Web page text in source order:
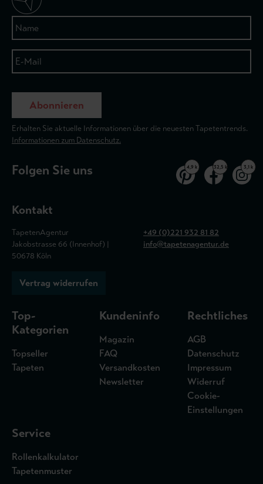
Abonnieren
Erhalten Sie aktuelle Informationen über die neuesten Tapetentrends.
Informationen zum Datenschutz.
Folgen Sie uns 4,9 k 32,5 k 3,1 k
Kontakt
TapetenAgentur
Jakobstrasse 66 (Innenhof) |
50678 Köln
+49 (0)221 932 81 82
info@tapetenagentur.de
Vertrag widerrufen
Top-
Kategorien
Topseller
Tapeten
Kundeninfo
Magazin
FAQ
Versandkosten
Newsletter
Rechtliches
AGB
Datenschutz
Impressum
Widerruf
Cookie-
Einstellungen
Service
Rollenkalkulator
Tapetenmuster